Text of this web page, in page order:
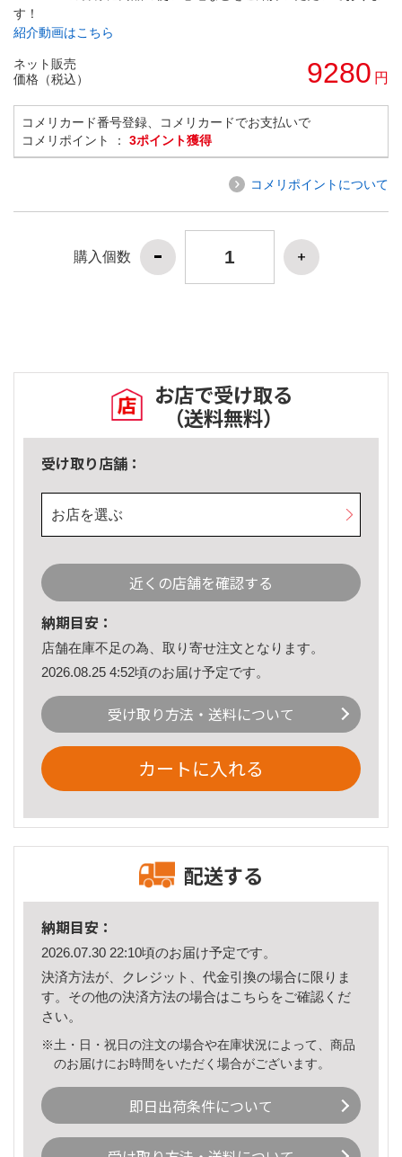
す！
紹介動画はこちら
ネット販売
価格（税込）
9280 円
コメリカード番号登録、コメリカードでお支払いで
コメリポイント ： 3ポイント獲得
コメリポイントについて
購入個数
お店で受け取る
（送料無料）
受け取り店舗：
お店を選ぶ
近くの店舗を確認する
納期目安：
店舗在庫不足の為、取り寄せ注文となります。
2026.08.25 4:52頃のお届け予定です。
受け取り方法・送料について
カートに入れる
配送する
納期目安：
2026.07.30 22:10頃のお届け予定です。
決済方法が、クレジット、代金引換の場合に限りま
す。その他の決済方法の場合はこちら をご確認くだ
さい。
※土・日・祝日の注文の場合や在庫状況によって、商品
のお届けにお時間をいただく場合がございます。
即日出荷条件について